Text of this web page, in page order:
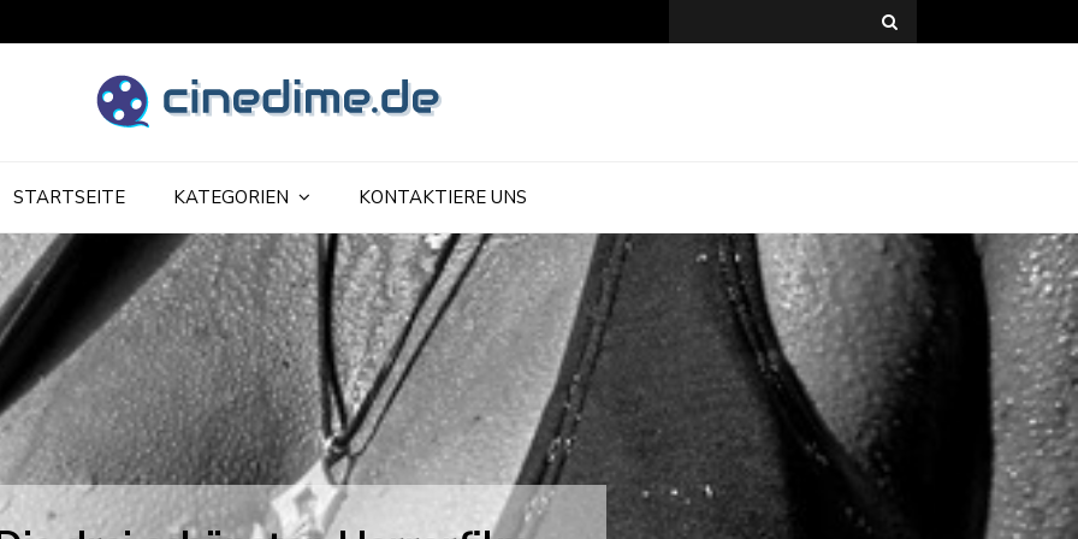
for:
STARTSEITE KATEGORIEN KONTAKTIERE UNS